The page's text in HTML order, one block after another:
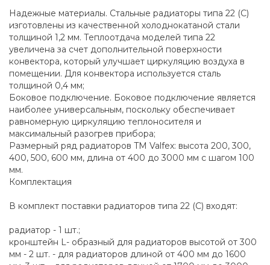
Надежные материалы. Стальные радиаторы типа 22 (C)
изготовлены из качественной холоднокатаной стали
толщиной 1,2 мм. Теплоотдача моделей типа 22
увеличена за счет дополнительной поверхности
конвектора, который улучшает циркуляцию воздуха в
помещении. Для конвектора используется сталь
толщиной 0,4 мм;
Боковое подключение. Боковое подключение является
наиболее универсальным, поскольку обеспечивает
равномерную циркуляцию теплоносителя и
максимальный разогрев прибора;
Размерный ряд радиаторов TM Valfex: высота 200, 300,
400, 500, 600 мм, длина от 400 до 3000 мм с шагом 100
мм.
Комплектация
В комплект поставки радиаторов типа 22 (C) входят:
радиатор - 1 шт.;
кронштейн L- образный для радиаторов высотой от 300
мм - 2 шт. - для радиаторов длиной от 400 мм до 1600